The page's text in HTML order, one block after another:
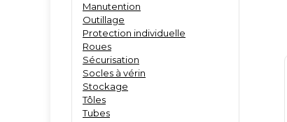
Manutention
Outillage
Protection individuelle
Roues
Sécurisation
Socles à vérin
Stockage
Tôles
Tubes